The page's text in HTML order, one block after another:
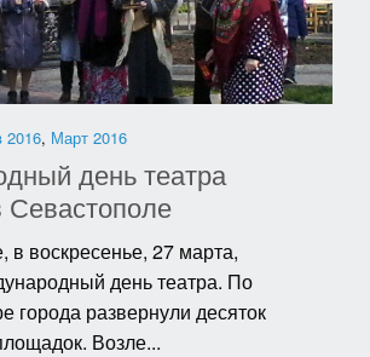
2016, Март 2016
день театра
Севастополе
в воскресенье, 27 марта,
день театра. По
города развернули десяток
Возле...